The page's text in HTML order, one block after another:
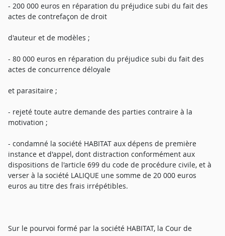
- 200 000 euros en réparation du préjudice subi du fait des
actes de contrefaçon de droit
d'auteur et de modèles ;
- 80 000 euros en réparation du préjudice subi du fait des
actes de concurrence déloyale
et parasitaire ;
- rejeté toute autre demande des parties contraire à la
motivation ;
- condamné la société HABITAT aux dépens de première
instance et d'appel, dont distraction conformément aux
dispositions de l'article 699 du code de procédure civile, et à
verser à la société LALIQUE une somme de 20 000 euros
euros au titre des frais irrépétibles.
Sur le pourvoi formé par la société HABITAT, la Cour de